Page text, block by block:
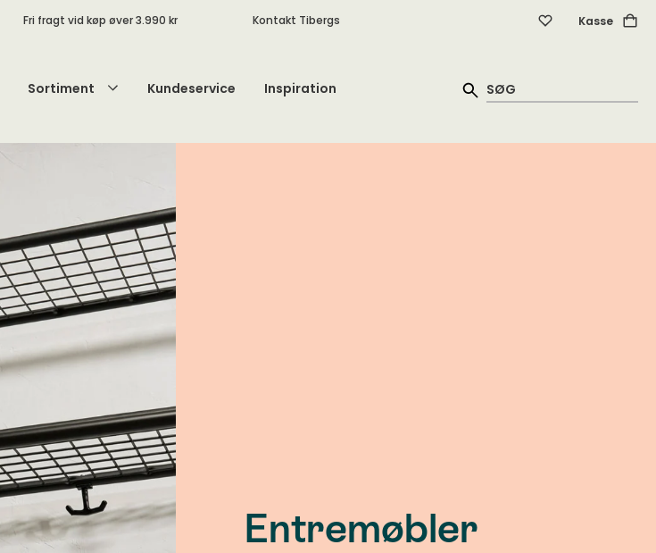
Fri fragt vid køp øver 3.990 kr Kontakt Tibergs Kasse
Sortiment Kundeservice Inspiration
Entremøbler